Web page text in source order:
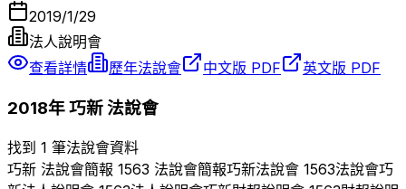
2019/1/29
法人說明會
查看詳情
歷年法說會 中文版 PDF 英文版 PDF
2018年巧新法說會
找到 1 筆法說會資料
巧新 法說會簡報 1563 法說會簡報巧新法說會 1563法說會巧